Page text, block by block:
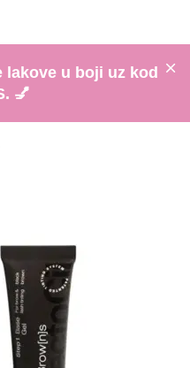
lakove u boji uz kod
💅